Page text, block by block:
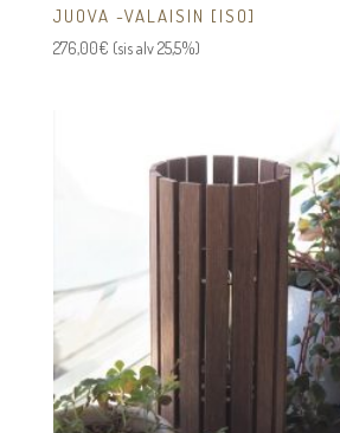
JUOVA -VALAISIN [ISO]
276,00€ (sis alv 25,5%)